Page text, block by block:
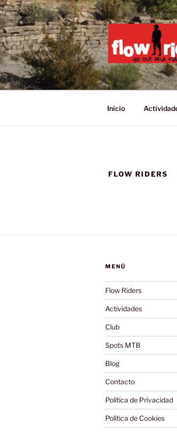
Saltar
al
contenido
GO
Inicio
FLOW RIDERS
MENÚ
Flow Riders
Actividades
Club
Spots MTB
Blog
Contacto
Política de Privacidad
Política de Cookies